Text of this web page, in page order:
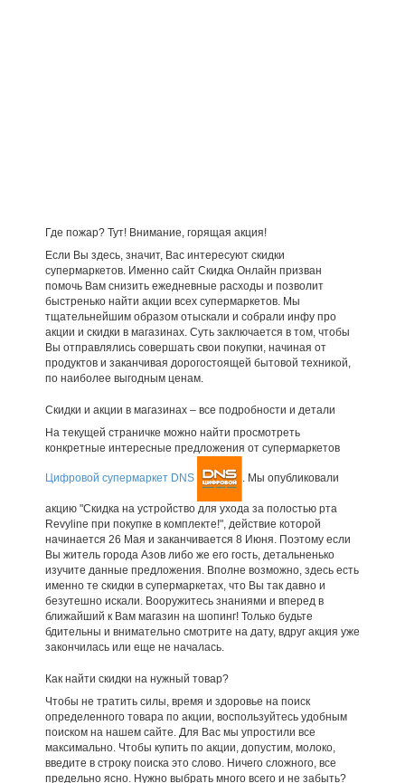
Где пожар? Тут! Внимание, горящая акция!
Если Вы здесь, значит, Вас интересуют скидки
супермаркетов. Именно сайт Скидка Онлайн призван
помочь Вам снизить ежедневные расходы и позволит
быстренько найти акции всех супермаркетов. Мы
тщательнейшим образом отыскали и собрали инфу про
акции и скидки в магазинах. Суть заключается в том, чтобы
Вы отправлялись совершать свои покупки, начиная от
продуктов и заканчивая дорогостоящей бытовой техникой,
по наиболее выгодным ценам.
Скидки и акции в магазинах – все подробности и детали
На текущей страничке можно найти просмотреть
конкретные интересные предложения от супермаркетов
Цифровой супермаркет DNS . Мы опубликовали
акцию "Скидка на устройство для ухода за полостью рта
Revyline при покупке в комплекте!", действие которой
начинается 26 Мая и заканчивается 8 Июня. Поэтому если
Вы житель города Азов либо же его гость, детальненько
изучите данные предложения. Вполне возможно, здесь есть
именно те скидки в супермаркетах, что Вы так давно и
безутешно искали. Вооружитесь знаниями и вперед в
ближайший к Вам магазин на шопинг! Только будьте
бдительны и внимательно смотрите на дату, вдруг акция уже
закончилась или еще не началась.
Как найти скидки на нужный товар?
Чтобы не тратить силы, время и здоровье на поиск
определенного товара по акции, воспользуйтесь удобным
поиском на нашем сайте. Для Вас мы упростили все
максимально. Чтобы купить по акции, допустим, молоко,
введите в строку поиска это слово. Ничего сложного, все
предельно ясно. Нужно выбрать много всего и не забыть?